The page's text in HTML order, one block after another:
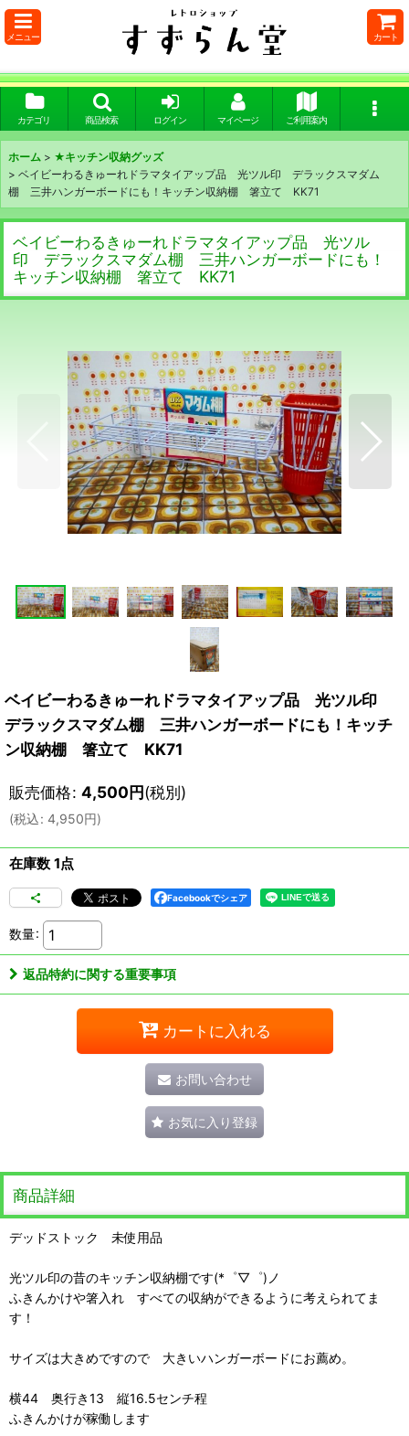
メニュー カート
カテゴリ 商品検索 ログイン マイページ ご利用案内
ホーム > ★キッチン収納グッズ
> ベイビーわるきゅーれドラマタイアップ品 光ツル印 デラックスマダム
棚 三井ハンガーボードにも！キッチン収納棚 箸立て KK71
ベイビーわるきゅーれドラマタイアップ品 光ツル
印 デラックスマダム棚 三井ハンガーボードにも！
キッチン収納棚 箸立て KK71
ベイビーわるきゅーれドラマタイアップ品 光ツル印
デラックスマダム棚 三井ハンガーボードにも！キッチ
ン収納棚 箸立て KK71
販売価格: 4,500円(税別)
(税込: 4,950円)
在庫数 1点
Facebookでシェア
数量:
返品特約に関する重要事項
カートに入れる
お問い合わせ
お気に入り登録
商品詳細
デッドストック 未使用品
光ツル印の昔のキッチン収納棚です(*゜▽゜)ノ
ふきんかけや箸入れ すべての収納ができるように考えられてま
す！
サイズは大きめですので 大きいハンガーボードにお薦め。
横44 奥行き13 縦16.5センチ程
ふきんかけが稼働します